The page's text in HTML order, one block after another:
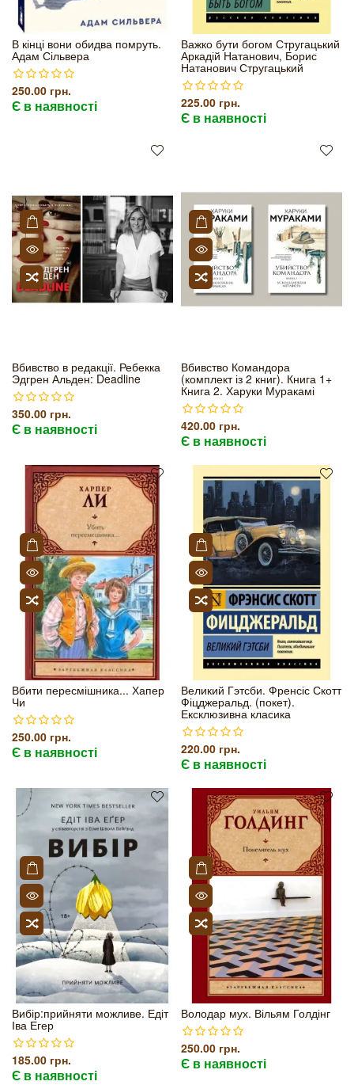
В кінці вони обидва помруть.
Адам Сільвера
250.00 грн.
Є в наявності
Важко бути богом Стругацький
Аркадій Натанович, Борис
Натанович Стругацький
225.00 грн.
Є в наявності
Вбивство в редакції. Ребекка
Эдгрен Альден: Deadline
350.00 грн.
Є в наявності
Вбивство Командора
(комплект із 2 книг). Книга 1+
Книга 2. Харуки Муракамі
420.00 грн.
Є в наявності
Вбити пересмішника... Хапер
Чи
250.00 грн.
Є в наявності
Великий Гэтсби. Френсіс Скотт
Фіцджеральд. (покет).
Ексклюзивна класика
220.00 грн.
Є в наявності
Вибір:прийняти можливе. Едіт
Іва Егер
185.00 грн.
Є в наявності
Володар мух. Вільям Голдінг
250.00 грн.
Є в наявності